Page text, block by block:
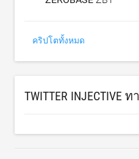
คริปโตทั้งหมด
TWITTER INJECTIVE